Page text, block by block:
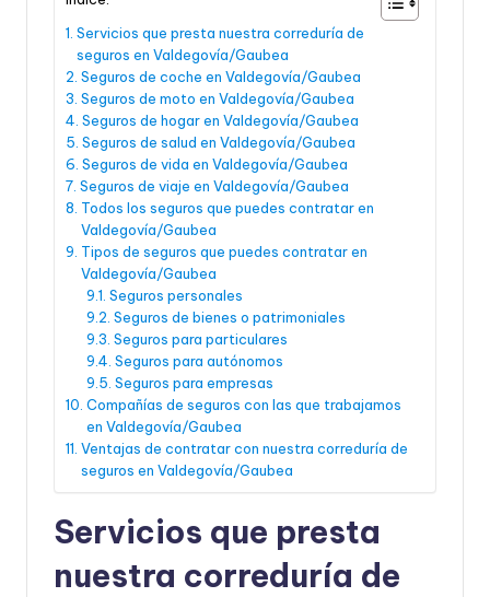
Servicios que presta nuestra correduría de
seguros en Valdegovía/Gaubea
Seguros de coche en Valdegovía/Gaubea
Seguros de moto en Valdegovía/Gaubea
Seguros de hogar en Valdegovía/Gaubea
Seguros de salud en Valdegovía/Gaubea
Seguros de vida en Valdegovía/Gaubea
Seguros de viaje en Valdegovía/Gaubea
Todos los seguros que puedes contratar en
Valdegovía/Gaubea
Tipos de seguros que puedes contratar en
Valdegovía/Gaubea
Seguros personales
Seguros de bienes o patrimoniales
Seguros para particulares
Seguros para autónomos
Seguros para empresas
Compañías de seguros con las que trabajamos
en Valdegovía/Gaubea
Ventajas de contratar con nuestra correduría de
seguros en Valdegovía/Gaubea
Servicios que presta
nuestra correduría de